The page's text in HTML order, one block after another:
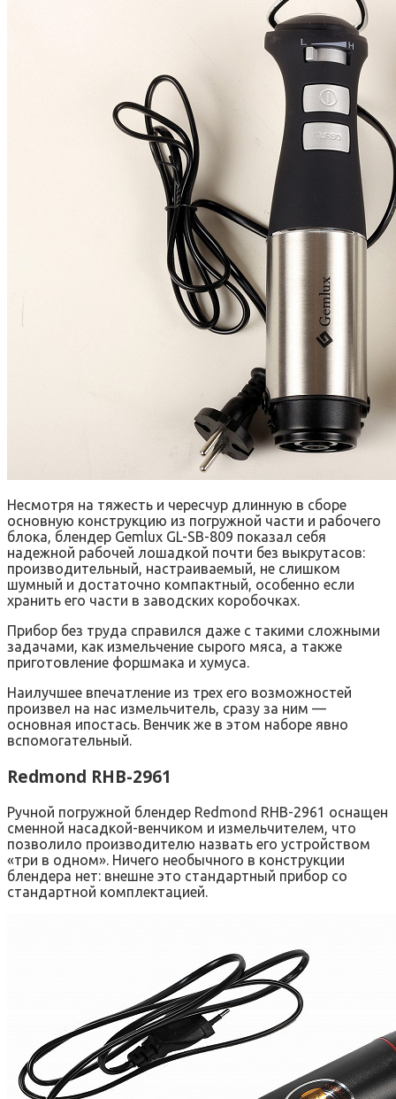
Несмотря на тяжесть и чересчур длинную в сборе
основную конструкцию из погружной части и рабочего
блока, блендер Gemlux GL-SB-809 показал себя
надежной рабочей лошадкой почти без выкрутасов:
производительный, настраиваемый, не слишком
шумный и достаточно компактный, особенно если
хранить его части в заводских коробочках.
Прибор без труда справился даже с такими сложными
задачами, как измельчение сырого мяса, а также
приготовление форшмака и хумуса.
Наилучшее впечатление из трех его возможностей
произвел на нас измельчитель, сразу за ним —
основная ипостась. Венчик же в этом наборе явно
вспомогательный.
Redmond RHB-2961
Ручной погружной блендер Redmond RHB-2961 оснащен
сменной насадкой-венчиком и измельчителем, что
позволило производителю назвать его устройством
«три в одном». Ничего необычного в конструкции
блендера нет: внешне это стандартный прибор со
стандартной комплектацией.